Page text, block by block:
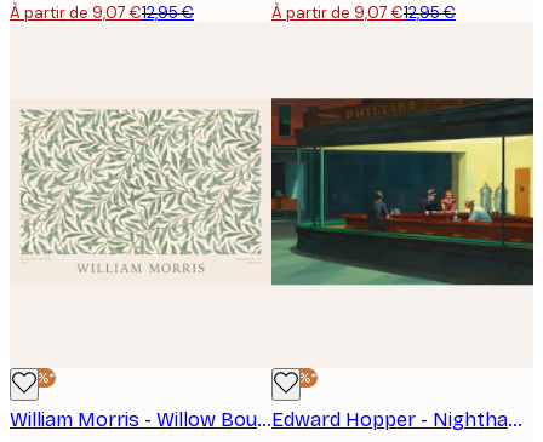
À partir de 9,07 €12,95 € À partir de 9,07 €12,95 €
-30%*
William Morris - Willow Bough Landscape Poster
-30%*
Edward Hopper - Nighthawks Affiche